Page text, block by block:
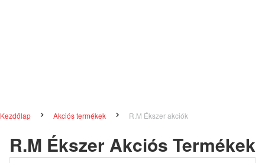
Kezdőlap Akciós termékek R.M Ékszer akciók
R.M Ékszer Akciós Termékek